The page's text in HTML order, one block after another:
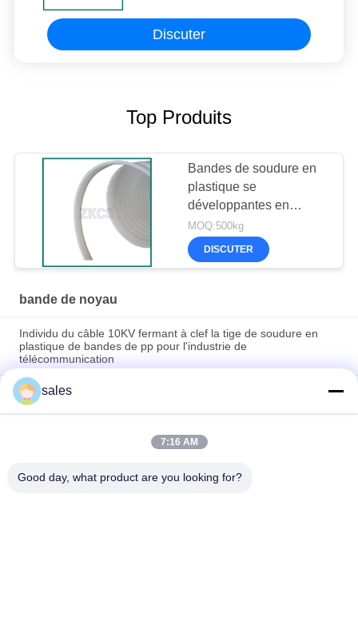
le noyau
Discuter
Top Produits
Bandes de soudure en
plastique se
développantes en
spirales pp/épaisseur de
soudure en plastique
Rods 2mm de PE
MOQ:500kg
DISCUTER
bande de noyau
Individu du câble 10KV fermant à clef la tige de soudure en
plastique de bandes de pp pour l'industrie de
télécommunication
Noyau de support en plastique pour rouleaux de film/textile -
Bandes PP/PE haute résistance Taille personnalisée
Bande plastique pour l'industrie des télécommunications et de
l'électricité, 70mm, pour la reconstitution de gaine par
sales
7:16 AM
Good day, what product are you looking for?